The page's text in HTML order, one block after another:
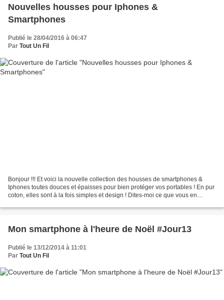
Nouvelles housses pour Iphones &
Smartphones
Publié le 28/04/2016 à 06:47
Par Tout Un Fil
Bonjour !!! Et voici la nouvelle collection des housses de smartphones &
Iphones toutes douces et épaisses pour bien protéger vos portables ! En pur
coton, elles sont à la fois simples et design ! Dites-moi ce que vous en
Mon smartphone à l'heure de Noël #Jour13
Publié le 13/12/2014 à 11:01
Par Tout Un Fil